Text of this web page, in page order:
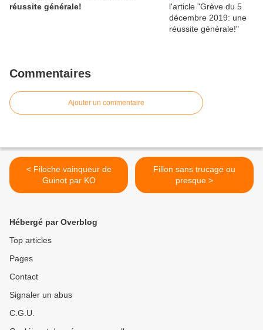
réussite générale!
Commentaires
Ajouter un commentaire
< Filoche vainqueur de
Guinot par KO
Fillon sans trucage ou
presque >
Hébergé par Overblog
Top articles
Pages
Contact
Signaler un abus
C.G.U.